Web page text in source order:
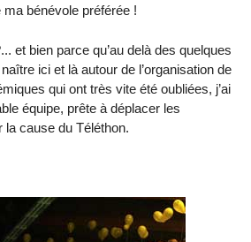
ma bénévole préférée !
et bien parce qu’au delà des quelques
ici et là autour de l’organisation de
qui ont très vite été oubliées, j’ai
équipe, prête à déplacer les
cause du Téléthon.